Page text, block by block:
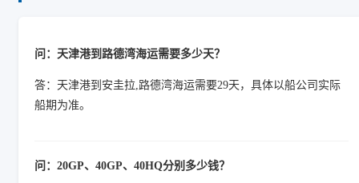
问：天津港到路德湾海运需要多少天？
答：天津港到安圭拉,路德湾海运需要29天，具体以船公司实际
船期为准。
问：20GP、40GP、40HQ分别多少钱？